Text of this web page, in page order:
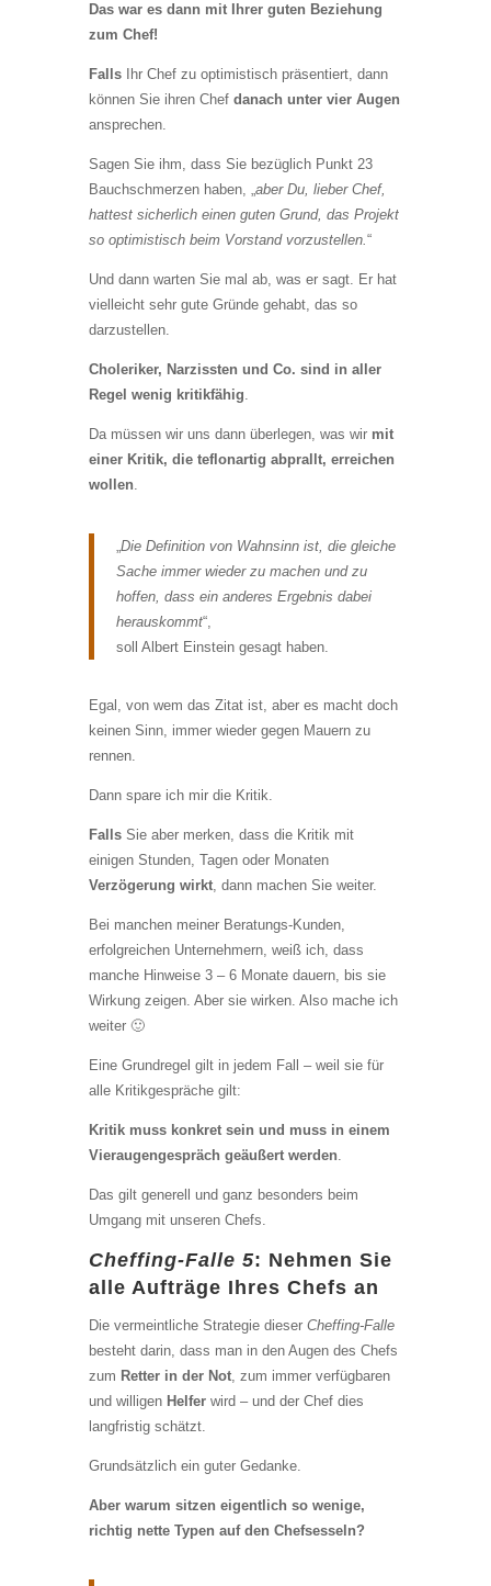
Das war es dann mit Ihrer guten Beziehung
zum Chef!
FallsIhr Chef zu optimistisch präsentiert, dann
können Sie ihren Chef danach unter vier Augen
ansprechen.
Sagen Sie ihm, dass Sie bezüglich Punkt 23
Bauchschmerzen haben, „aber Du, lieber Chef,
hattest sicherlich einen guten Grund, das Projekt
so optimistisch beim Vorstand vorzustellen.“
Und dann warten Sie mal ab, was er sagt. Er hat
vielleicht sehr gute Gründe gehabt, das so
darzustellen.
Choleriker, Narzissten und Co. sind in aller
Regel wenig kritikfähig.
Da müssen wir uns dann überlegen, was wir mit
einer Kritik, die teflonartig abprallt, erreichen
wollen.
„Die Definition von Wahnsinn ist, die gleiche
Sache immer wieder zu machen und zu
hoffen, dass ein anderes Ergebnis dabei
herauskommt“,
soll Albert Einstein gesagt haben.
Egal, von wem das Zitat ist, aber es macht doch
keinen Sinn, immer wieder gegen Mauern zu
rennen.
Dann spare ich mir die Kritik.
FallsSie aber merken, dass die Kritik mit
einigen Stunden, Tagen oder Monaten
Verzögerung wirkt, dann machen Sie weiter.
Bei manchen meiner Beratungs-Kunden,
erfolgreichen Unternehmern, weiß ich, dass
manche Hinweise 3 – 6 Monate dauern, bis sie
Wirkung zeigen. Aber sie wirken. Also mache ich
weiter 🙂
Eine Grundregel gilt in jedem Fall – weil sie für
alle Kritikgespräche gilt:
Kritik muss konkret sein und muss in einem
Vieraugengespräch geäußert werden.
Das gilt generell und ganz besonders beim
Umgang mit unseren Chefs.
Cheffing-Falle 5: Nehmen Sie
alle Aufträge Ihres Chefs an
Die vermeintliche Strategie dieser Cheffing-Falle
besteht darin, dass man in den Augen des Chefs
zum Retter in der Not, zum immer verfügbaren
und willigen Helferwird – und der Chef dies
langfristig schätzt.
Grundsätzlich ein guter Gedanke.
Aber warum sitzen eigentlich so wenige,
richtig nette Typen auf den Chefsesseln?